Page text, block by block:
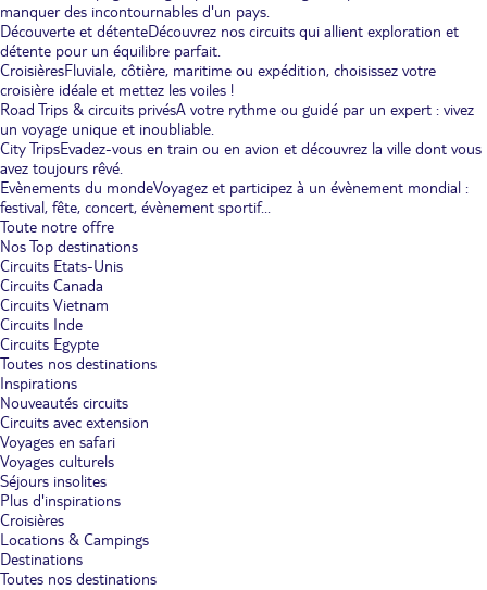
manquer des incontournables d'un pays.
Découverte et détenteDécouvrez nos circuits qui allient exploration et
détente pour un équilibre parfait.
CroisièresFluviale, côtière, maritime ou expédition, choisissez votre
croisière idéale et mettez les voiles !
Road Trips & circuits privésA votre rythme ou guidé par un expert : vivez
un voyage unique et inoubliable.
City TripsEvadez-vous en train ou en avion et découvrez la ville dont vous
avez toujours rêvé.
Evènements du mondeVoyagez et participez à un évènement mondial :
festival, fête, concert, évènement sportif...
Toute notre offre
Nos Top destinations
Circuits Etats-Unis
Circuits Canada
Circuits Vietnam
Circuits Inde
Circuits Egypte
Toutes nos destinations
Inspirations
Nouveautés circuits
Circuits avec extension
Voyages en safari
Voyages culturels
Séjours insolites
Plus d'inspirations
Croisières
Locations & Campings
Destinations
Toutes nos destinations